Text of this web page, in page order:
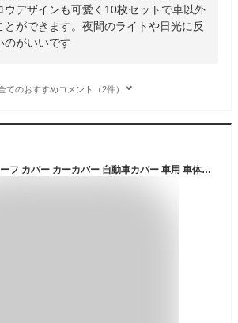
ウデザインも可愛く10枚セットで車以外
とができます。夜間のライトや日光に反
のがいいです
てのおすすめコメント（2件）
車 ボディーカバー ハーフ カバー カーカバー 自動車カバー 車用 車体カバー 水 塵 ほこり 紫外線 鳥の糞 防止 黄砂 PM2.5対策 軽自動車 普通車 セダン SUV ハーフボディーカバー 送料無料 KURUHAFU